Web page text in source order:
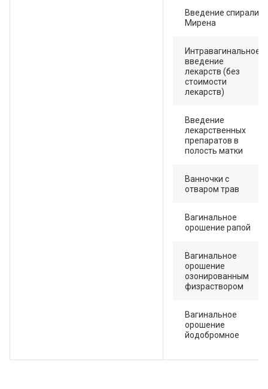
Введение спирали
Мирена
Интравагинальное
введение
лекарств (без
стоимости
лекарств)
Введение
лекарственных
препаратов в
полость матки
Ванночки с
отваром трав
Вагинальное
орошение рапой
Вагинальное
орошение
озонированным
физраствором
Вагинальное
орошение
йодобромное